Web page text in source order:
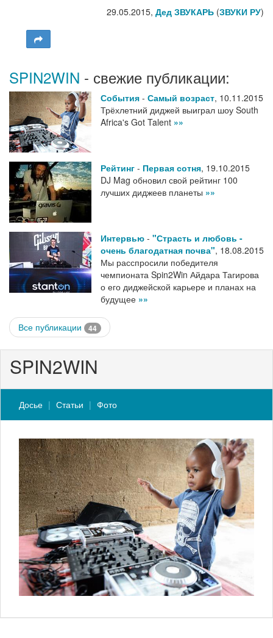
29.05.2015, Дед ЗВУКАРЬ (ЗВУКИ РУ)
SPIN2WIN - свежие публикации:
События - Самый возраст, 10.11.2015
Трёхлетний диджей выиграл шоу South
Africa's Got Talent »»
Рейтинг - Первая сотня, 19.10.2015
DJ Mag обновил свой рейтинг 100
лучших диджеев планеты »»
Интервью - "Страсть и любовь -
очень благодатная почва", 18.08.2015
Мы расспросили победителя
чемпионата Spin2Win Айдара Тагирова
о его диджейской карьере и планах на
будущее »»
Все публикации 44
SPIN2WIN
Досье Статьи Фото